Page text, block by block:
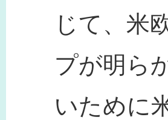
じて、米
プが明ら
いために